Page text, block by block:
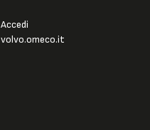
Accedi
volvo.omeco.it